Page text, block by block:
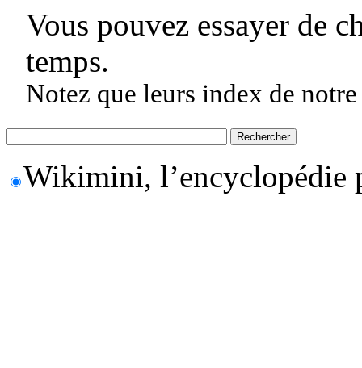
Vous pouvez essayer de
temps.
Notez que leurs index de
Wikimini, l’encyclopédie